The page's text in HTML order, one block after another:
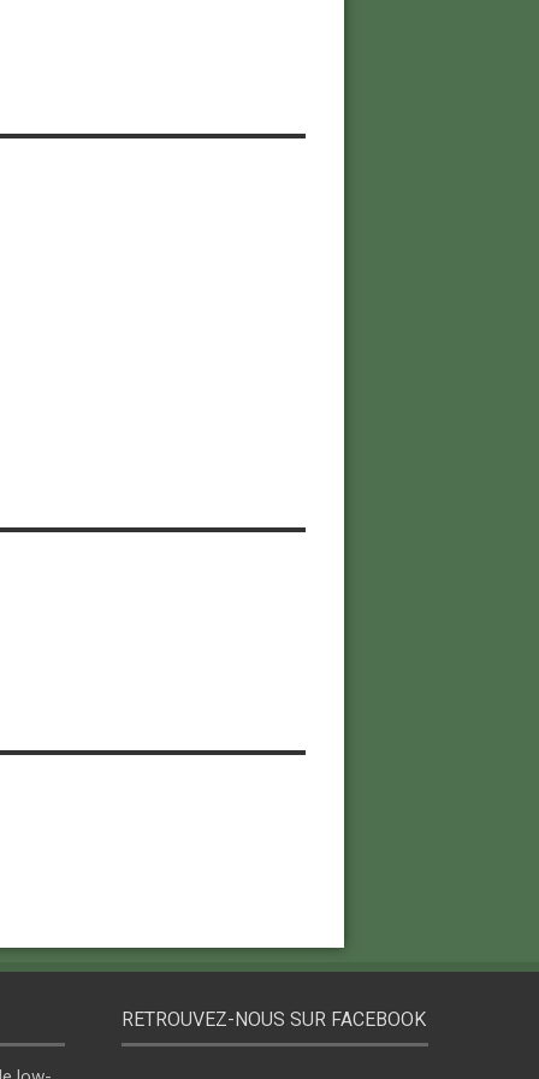
RETROUVEZ-NOUS SUR FACEBOOK